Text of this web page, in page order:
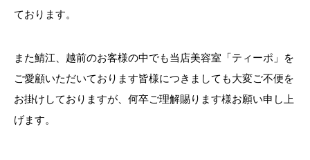
ております。
また鯖江、越前のお客様の中でも当店美容室「ティーポ」を
ご愛顧いただいております皆様につきましても大変ご不便を
お掛けしておりますが、何卒ご理解賜ります様お願い申し上
げます。